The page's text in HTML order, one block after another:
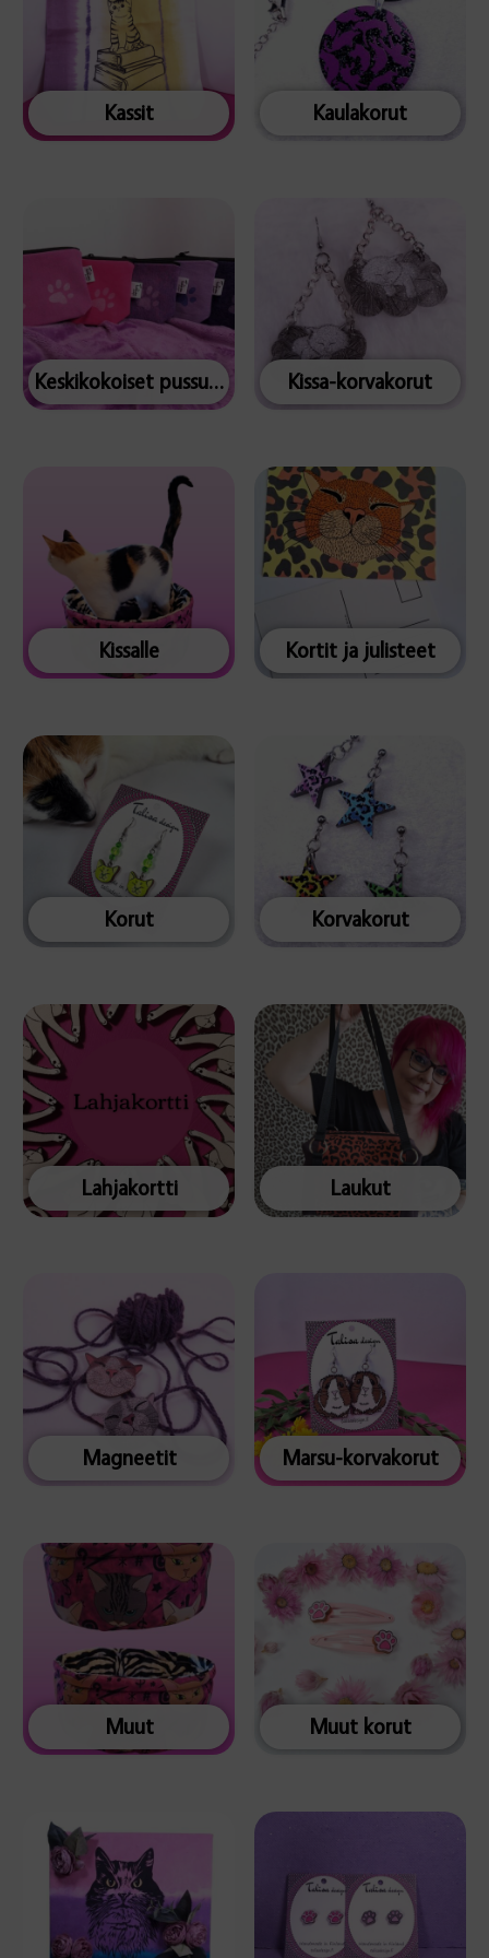
Kassit Kaulakorut
Keskikokoiset pussukat Kissa-korvakorut
Kissalle Kortit ja julisteet
Korut Korvakorut
Lahjakortti Laukut
Magneetit Marsu-korvakorut
Muut Muut korut